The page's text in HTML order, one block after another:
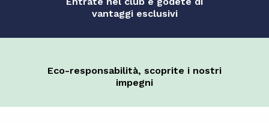
vantaggi esclusivi
Eco-responsabilità, scoprite i nostri
impegni